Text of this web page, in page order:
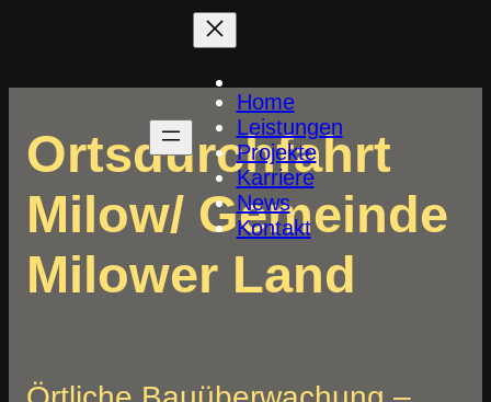
Home
Leistungen
Projekte
Karriere
News
Kontakt
Ortsdurchfahrt
Milow/ Gemeinde
Milower Land